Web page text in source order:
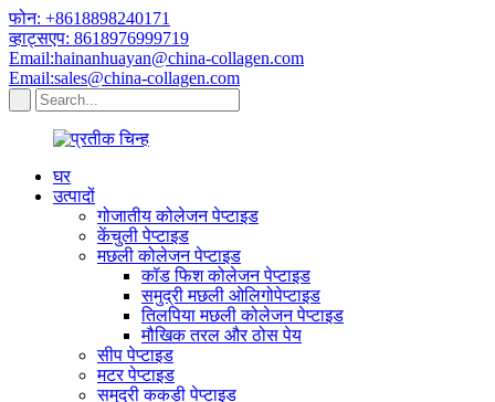
फोन: +8618898240171
व्हाट्सएप: 8618976999719
Email:hainanhuayan@china-collagen.com
Email:sales@china-collagen.com
घर
उत्पादों
गोजातीय कोलेजन पेप्टाइड
केंचुली पेप्टाइड
मछली कोलेजन पेप्टाइड
कॉड फिश कोलेजन पेप्टाइड
समुद्री मछली ओलिगोपेप्टाइड
तिलपिया मछली कोलेजन पेप्टाइड
मौखिक तरल और ठोस पेय
सीप पेप्टाइड
मटर पेप्टाइड
समुद्री ककड़ी पेप्टाइड